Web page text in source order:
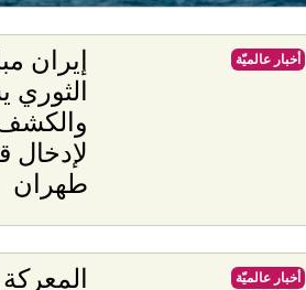
إيران
الثوري
لإدخال
طهران
أخبار عالميّة
أخبار عالميّة